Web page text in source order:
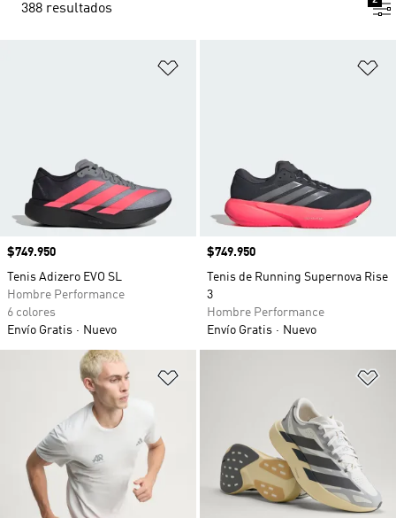
388 resultados
Precio
$749.950
Tenis Adizero EVO SL
Hombre Performance
6 colores
Envío Gratis
Nuevo
Precio
$749.950
Tenis de Running Supernova Rise
3
Hombre Performance
Envío Gratis
Nuevo